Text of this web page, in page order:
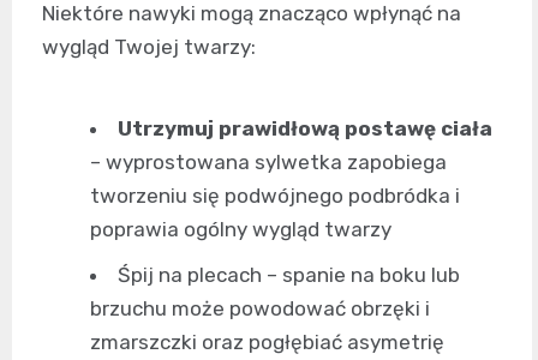
Niektóre nawyki mogą znacząco wpłynąć na
wygląd Twojej twarzy:
Utrzymuj prawidłową postawę ciała
– wyprostowana sylwetka zapobiega
tworzeniu się podwójnego podbródka i
poprawia ogólny wygląd twarzy
Śpij na plecach – spanie na boku lub
brzuchu może powodować obrzęki i
zmarszczki oraz pogłębiać asymetrię